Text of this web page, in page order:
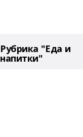
Рубрика "Еда и
напитки"